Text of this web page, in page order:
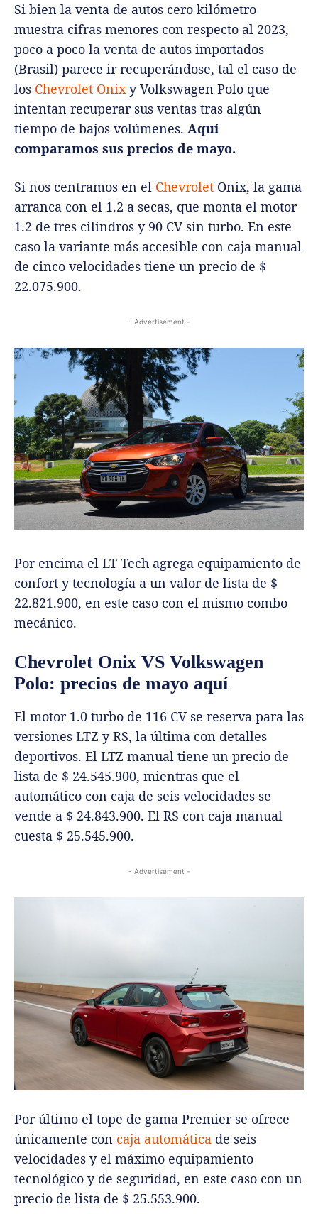
Si bien la venta de autos cero kilómetro
muestra cifras menores con respecto al 2023,
poco a poco la venta de autos importados
(Brasil) parece ir recuperándose, tal el caso de
los Chevrolet Onixy Volkswagen Polo que
intentan recuperar sus ventas tras algún
tiempo de bajos volúmenes. Aquí
comparamos sus precios de mayo.
Si nos centramos en el Chevrolet Onix, la gama
arranca con el 1.2 a secas, que monta el motor
1.2 de tres cilindros y 90 CV sin turbo. En este
caso la variante más accesible con caja manual
de cinco velocidades tiene un precio de $
22.075.900.
- Advertisement -
Por encima el LT Tech agrega equipamiento de
confort y tecnología a un valor de lista de $
22.821.900, en este caso con el mismo combo
mecánico.
Chevrolet Onix VS Volkswagen
Polo: precios de mayo aquí
El motor 1.0 turbo de 116 CV se reserva para las
versiones LTZ y RS, la última con detalles
deportivos. El LTZ manual tiene un precio de
lista de $ 24.545.900, mientras que el
automático con caja de seis velocidades se
vende a $ 24.843.900. El RS con caja manual
cuesta $ 25.545.900.
- Advertisement -
Por último el tope de gama Premier se ofrece
únicamente con caja automática de seis
velocidades y el máximo equipamiento
tecnológico y de seguridad, en este caso con un
precio de lista de $ 25.553.900.